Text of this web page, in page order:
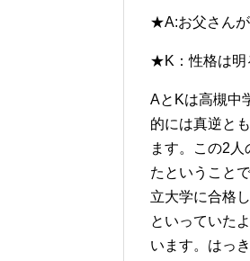
★A:お父さん
★K：性格は明
AとKは高槻中
的には真逆と
ます。この2
たということ
立大学に合格
といっていた
います。はっ